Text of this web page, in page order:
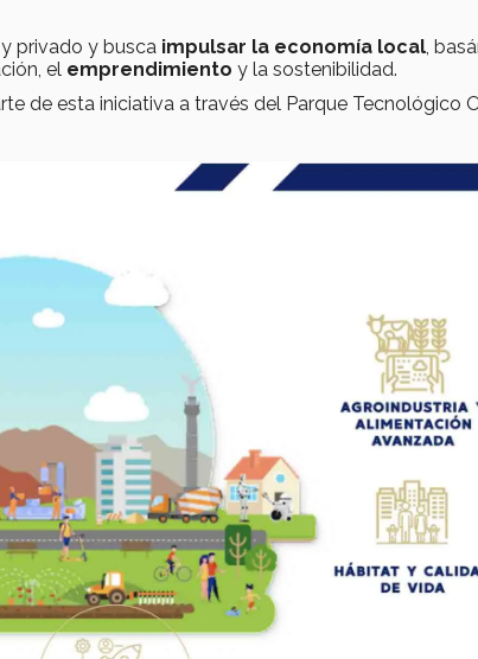
privado y busca impulsar la economía local ,
el emprendimiento y la sostenibilidad.
de esta iniciativa a través del Parque Tecnológico